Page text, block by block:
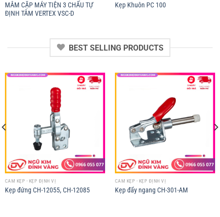
MÂM CẶP MÁY TIỆN 3 CHẤU TỰ
ĐỊNH TÂM VERTEX VSC-D
Kẹp Khuôn PC 100
BEST SELLING PRODUCTS
CAM KẸP - KẸP ĐỊNH VỊ
Kẹp đứng CH-12055, CH-12085
CAM KẸP - KẸP ĐỊNH VỊ
Kẹp đẩy ngang CH-301-AM